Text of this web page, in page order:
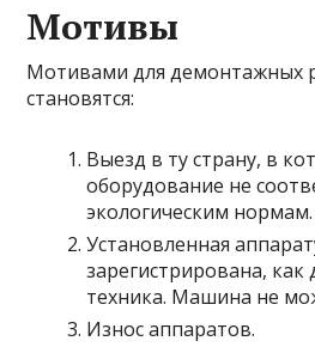
Мотивы
Мотивами для демонтажных
становятся:
Выезд в ту страну, в
оборудование не
экологическим нормам.
Установленная
зарегистрирована,
техника. Машина не
Износ аппаратов.